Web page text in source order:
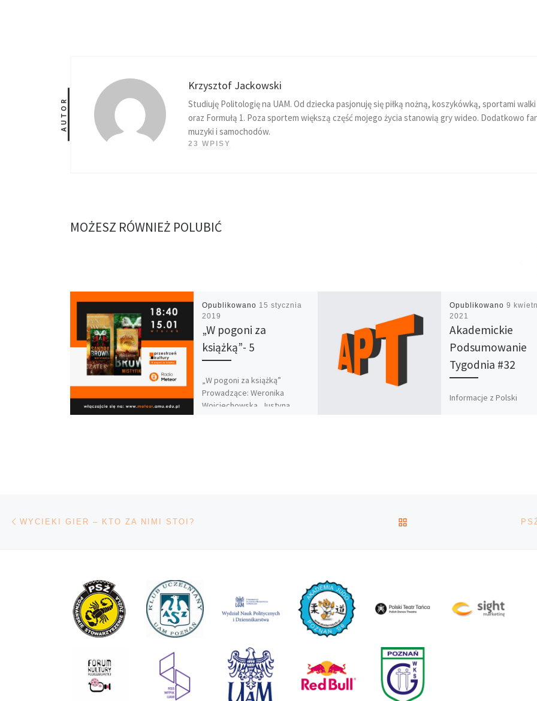
AUTOR
Krzysztof Jackowski
Studiuję Politologię na UAM. Od dziecka pasjonuję się piłką nożną, koszykówką, sportami walki
oraz Formułą 1. Poza sportem większą część mojego życia stanowią gry wideo. Dodatkowo
muzyki i samochodów.
23 WPISY
MOŻESZ RÓWNIEŻ POLUBIĆ
Opublikowano 15 stycznia
2019
„W pogoni za
książką”- 5
„W pogoni za książką”
Prowadzące: Weronika
Wojciechowska, Justyna
Opublikowano 9
2021
Akademickie
Podsumowanie
Tygodnia #32
Informacje z Polski
Nawigacja wpisu
WYCIEKI GIER ‒ KTO ZA NIMI STOI? POWRÓT DO LISTY